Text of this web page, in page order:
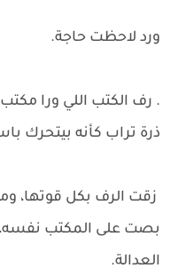
ورد لاحظت حاجة.
. رف الكتب اللي ورا
ذرة تراب كأنه بيتحرك
زقت الرف بكل قوتها،
بصت على المكتب
العدالة.